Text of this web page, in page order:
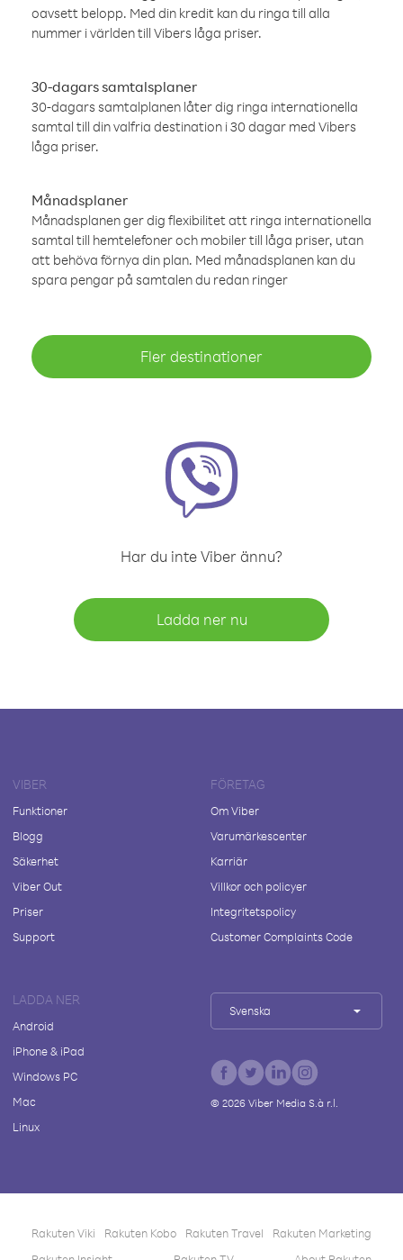
oavsett belopp. Med din kredit kan du ringa till alla
nummer i världen till Vibers låga priser.
30-dagars samtalsplaner
30-dagars samtalplanen låter dig ringa internationella
samtal till din valfria destination i 30 dagar med Vibers
låga priser.
Månadsplaner
Månadsplanen ger dig flexibilitet att ringa internationella
samtal till hemtelefoner och mobiler till låga priser, utan
att behöva förnya din plan. Med månadsplanen kan du
spara pengar på samtalen du redan ringer
Fler destinationer
Har du inte Viber ännu?
Ladda ner nu
VIBER
Funktioner
Blogg
Säkerhet
Viber Out
Priser
Support
FÖRETAG
Om Viber
Varumärkescenter
Karriär
Villkor och policyer
Integritetspolicy
Customer Complaints Code
LADDA NER
Android
iPhone & iPad
Windows PC
Mac
Linux
Svenska
© 2026Viber Media S.à r.l.
Rakuten Viki Rakuten Kobo Rakuten Travel
Rakuten Marketing